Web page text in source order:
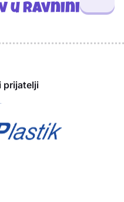
u ravnini
prijatelji